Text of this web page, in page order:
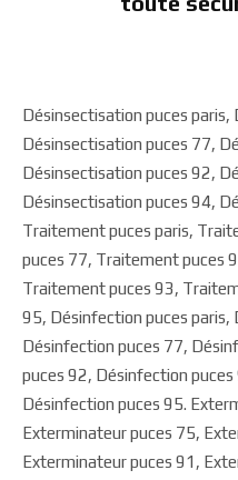
Désinsectisation puces
Désinsectisation puces 77,
Désinsectisation puces 92,
Désinsectisation puces 94,
Traitement puces paris,
puces 77, Traitement puces
Traitement puces 93,
95, Désinfection puces paris,
Désinfection puces 77,
puces 92, Désinfection
Désinfection puces 95.
Exterminateur puces 75,
Exterminateur puces 91,